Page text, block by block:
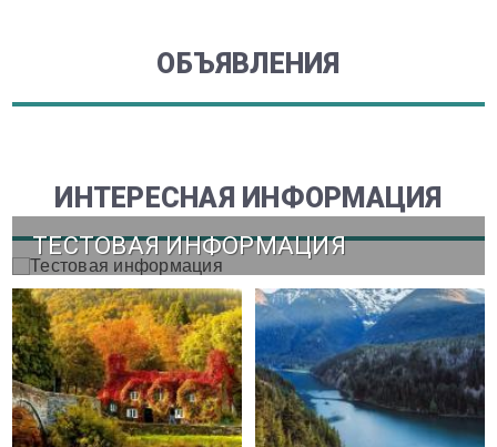
ОБЪЯВЛЕНИЯ
ИНТЕРЕСНАЯ ИНФОРМАЦИЯ
ТЕСТОВАЯ ИНФОРМАЦИЯ